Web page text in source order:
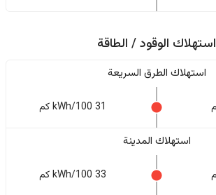
استهلاك الوقود / الطاقة
استهلاك الطرق السريعة
31 kWh/100 كم
استهلاك المدينة
33 kWh/100 كم